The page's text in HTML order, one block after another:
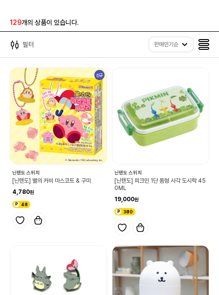
129개의 상품이 있습니다.
필터 판매인기순
신규
닌텐도 스위치
[닌텐도] 별의 커비 마스코트 & 구미
4,780
48
닌텐도 스위치
[닌텐도] 피크민 1단 돔형 사각 도시락 45
0ML
19,000
380